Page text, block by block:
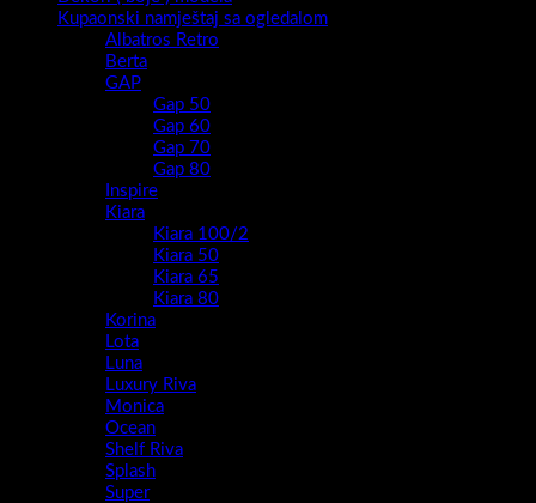
Kupaonski namještaj sa ogledalom
Albatros Retro
Berta
GAP
Gap 50
Gap 60
Gap 70
Gap 80
Inspire
Kiara
Kiara 100/2
Kiara 50
Kiara 65
Kiara 80
Korina
Lota
Luna
Luxury Riva
Monica
Ocean
Shelf Riva
Splash
Super